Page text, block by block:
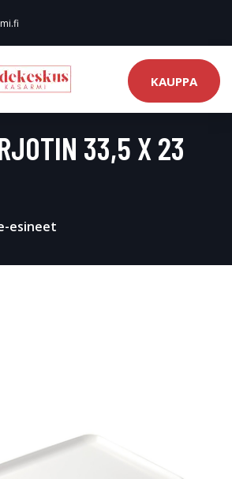
KAUPPA
33,5 X 23
esineet